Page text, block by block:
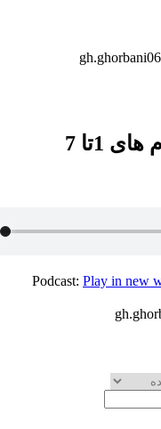
1تا 7
Podcast: Play in new